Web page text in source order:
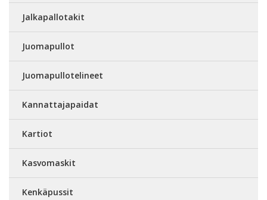
Jalkapallotakit
Juomapullot
Juomapullotelineet
Kannattajapaidat
Kartiot
Kasvomaskit
Kenkäpussit